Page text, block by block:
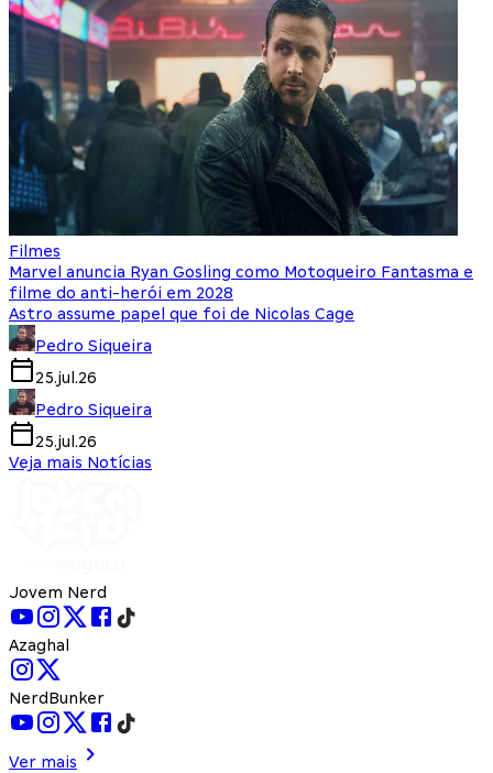
Filmes
Marvel anuncia Ryan Gosling como Motoqueiro Fantasma e
filme do anti-herói em 2028
Astro assume papel que foi de Nicolas Cage
Pedro Siqueira
25.jul.26
Pedro Siqueira
25.jul.26
Veja mais Notícias
Jovem Nerd
Azaghal
NerdBunker
Ver mais